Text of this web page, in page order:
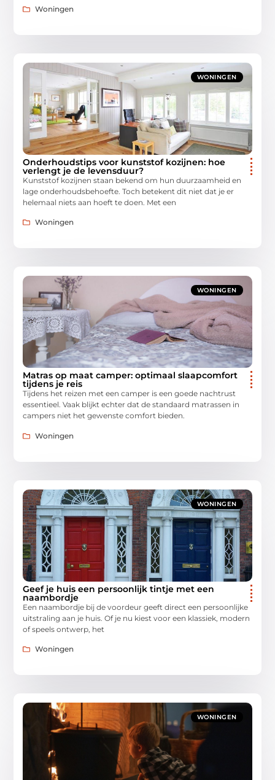
Woningen
WONINGEN
Onderhoudstips voor kunststof kozijnen: hoe
verlengt je de levensduur?
Kunststof kozijnen staan bekend om hun duurzaamheid en
lage onderhoudsbehoefte. Toch betekent dit niet dat je er
helemaal niets aan hoeft te doen. Met een
Woningen
WONINGEN
Matras op maat camper: optimaal slaapcomfort
tijdens je reis
Tijdens het reizen met een camper is een goede nachtrust
essentieel. Vaak blijkt echter dat de standaard matrassen in
campers niet het gewenste comfort bieden.
Woningen
WONINGEN
Geef je huis een persoonlijk tintje met een
naambordje
Een naambordje bij de voordeur geeft direct een persoonlijke
uitstraling aan je huis. Of je nu kiest voor een klassiek, modern
of speels ontwerp, het
Woningen
WONINGEN